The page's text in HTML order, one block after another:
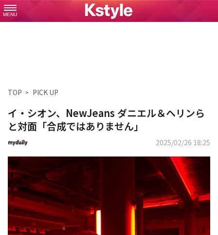
MENU
TOP PICK UP
イ・シオン、NewJeans ダニエル＆ヘリンら
と対面「合成ではありません」
2025/02/26 18:25